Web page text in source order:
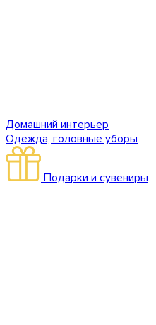
Домашний интерьер
Одежда, головные уборы
Подарки и сувениры